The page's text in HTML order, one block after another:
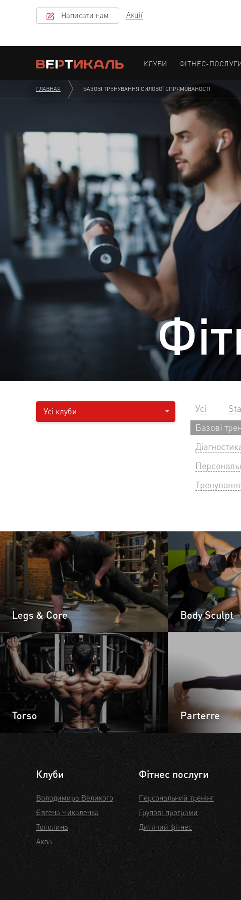
Написати нам Акції
КЛУБИ ФІТНЕС-
ГЛАВНАЯ БАЗОВІ ТРЕНУВАННЯ СИЛОВОЇ СПРЯМОВАНОСТІ
Усі клуби Усі
Базові
Legs & Core Body Sculpt
Torso Parterre
Клуби
Володимира Великого
Євгена Чикаленка
Тополина
Аква
Фітнес послуги
Персональний тренінг
Групові програми
Дитячий фітнес